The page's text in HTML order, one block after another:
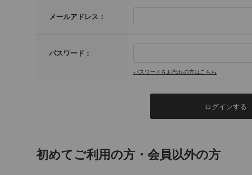
メールアドレス：
パスワード：
パスワードをお忘れの方はこちら
初めてご利用の方・会員以外の方